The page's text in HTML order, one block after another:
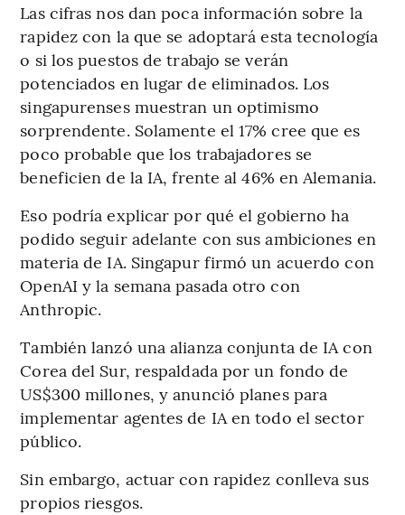
Las cifras nos dan poca información sobre la
rapidez con la que se adoptará esta tecnología
o si los puestos de trabajo se verán
potenciados en lugar de eliminados. Los
singapurenses muestran un optimismo
sorprendente. Solamente el 17% cree que es
poco probable que los trabajadores se
beneficien de la IA, frente al 46% en Alemania.
Eso podría explicar por qué el gobierno ha
podido seguir adelante con sus ambiciones en
materia de IA. Singapur firmó un acuerdo con
OpenAI y la semana pasada otro con
Anthropic.
También lanzó una alianza conjunta de IA con
Corea del Sur, respaldada por un fondo de
US$300 millones, y anunció planes para
implementar agentes de IA en todo el sector
público.
Sin embargo, actuar con rapidez conlleva sus
propios riesgos.